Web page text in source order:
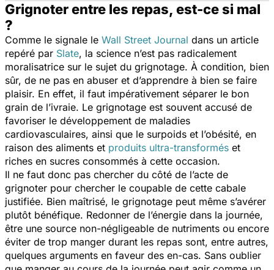
Grignoter entre les repas, est-ce si mal
?
Comme le signale le Wall Street Journal dans un article
repéré par Slate, la science n’est pas radicalement
moralisatrice sur le sujet du grignotage. À condition, bien
sûr, de ne pas en abuser et d’apprendre à bien se faire
plaisir. En effet, il faut impérativement séparer le bon
grain de l’ivraie. Le grignotage est souvent accusé de
favoriser le développement de maladies
cardiovasculaires, ainsi que le surpoids et l’obésité, en
raison des aliments et produits ultra-transformés et
riches en sucres consommés à cette occasion.
Il ne faut donc pas chercher du côté de l’acte de
grignoter pour chercher le coupable de cette cabale
justifiée. Bien maîtrisé, le grignotage peut même s’avérer
plutôt bénéfique. Redonner de l’énergie dans la journée,
être une source non-négligeable de nutriments ou encore
éviter de trop manger durant les repas sont, entre autres,
quelques arguments en faveur des en-cas. Sans oublier